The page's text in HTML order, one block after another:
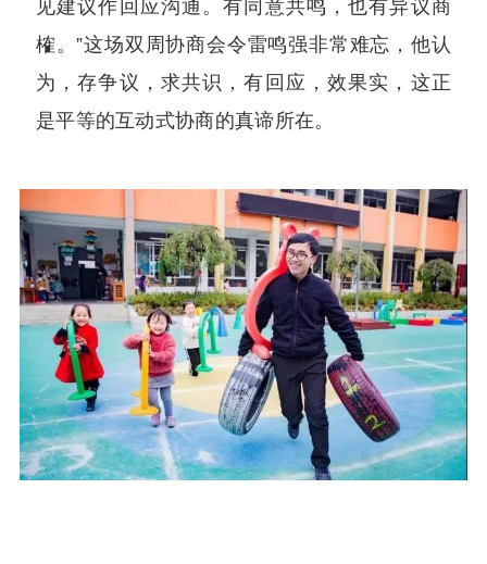
见建议作回应沟通。有同意共鸣，也有异议商
榷。”这场双周协商会令雷鸣强非常难忘，他认
为，存争议，求共识，有回应，效果实，这正
是平等的互动式协商的真谛所在。